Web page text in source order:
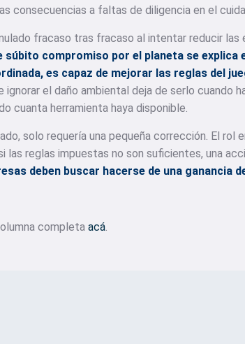
consecuencias a faltas de diligencia en el
fracaso tras fracaso al intentar reducir
súbito compromiso por el planeta se explica
es capaz de mejorar las reglas del
el daño ambiental deja de serlo cuando
cuanta herramienta haya disponible.
solo requería una pequeña corrección. El rol
las reglas impuestas no son suficientes, una
deben buscar hacerse de una ganancia
completa acá.